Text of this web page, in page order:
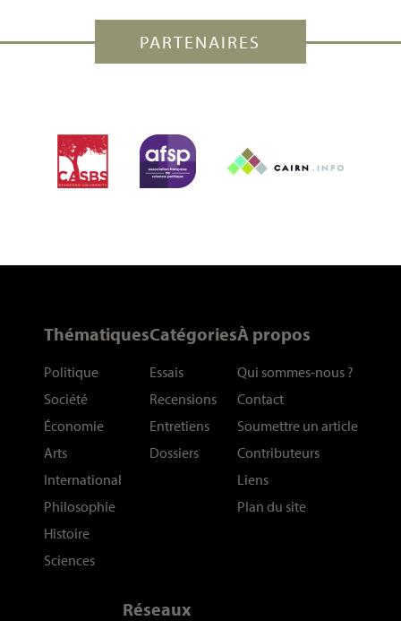
PARTENAIRES
Thématiques
Politique
Société
Économie
Arts
International
Philosophie
Histoire
Sciences
Catégories
Essais
Recensions
Entretiens
Dossiers
À propos
Qui sommes-nous ?
Contact
Soumettre un article
Contributeurs
Liens
Plan du site
Réseaux